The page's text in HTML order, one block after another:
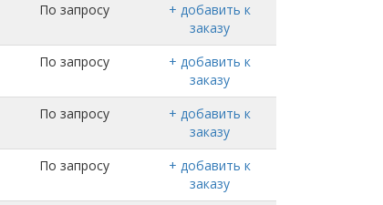
По запросу
+ добавить к
заказу
По запросу
+ добавить к
заказу
По запросу
+ добавить к
заказу
По запросу
+ добавить к
заказу